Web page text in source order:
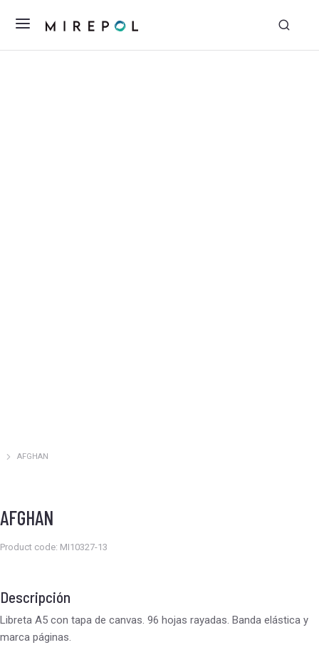
Estás aquí:
AFGHAN
AFGHAN
Product code: MI10327-13
Descripción
Libreta A5 con tapa de canvas. 96 hojas rayadas. Banda elástica y
marca páginas.